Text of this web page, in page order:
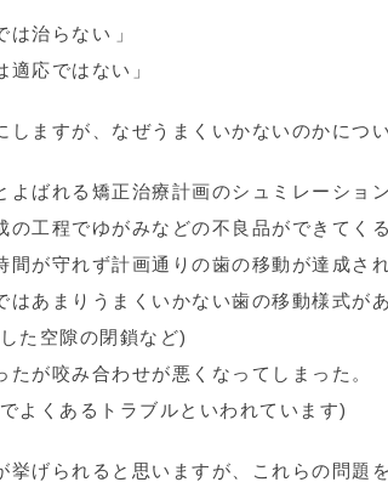
治らない」
適応ではない」
しますが、なぜうまくいかないのかにつ
よばれる矯正治療計画のシュミレーショ
の工程でゆがみなどの不良品ができてく
間が守れず計画通りの歯の移動が達成され
はあまりうまくいかない歯の移動様式があ
た空隙の閉鎖など)
たが咬み合わせが悪くなってしまった。
よくあるトラブルといわれています)
挙げられると思いますが、これらの問題